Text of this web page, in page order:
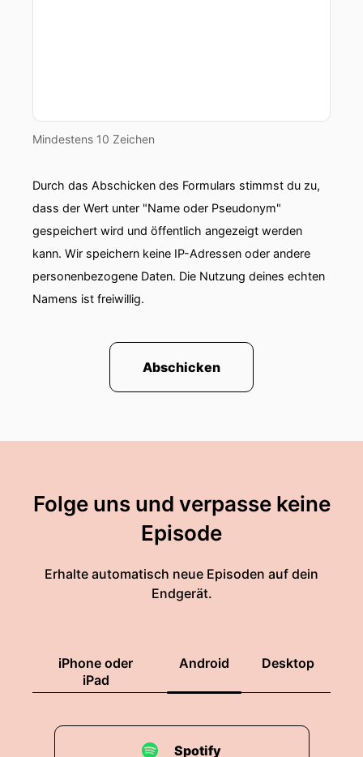
Mindestens 10 Zeichen
Durch das Abschicken des Formulars stimmst du zu,
dass der Wert unter "Name oder Pseudonym"
gespeichert wird und öffentlich angezeigt werden
kann. Wir speichern keine IP-Adressen oder andere
personenbezogene Daten. Die Nutzung deines echten
Namens ist freiwillig.
Abschicken
Folge uns und verpasse keine
Episode
Erhalte automatisch neue Episoden auf dein
Endgerät.
iPhone oder
iPad
Android Desktop
Spotify